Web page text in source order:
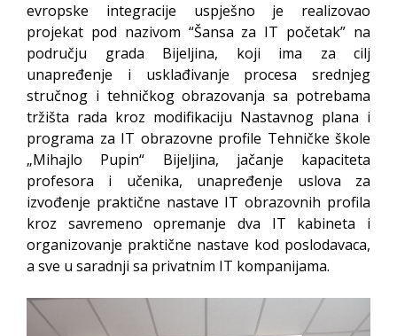
evropske integracije uspješno je realizovao
projekat pod nazivom “Šansa za IT početak” na
području grada Bijeljina, koji ima za cilj
unapređenje i usklađivanje procesa srednjeg
stručnog i tehničkog obrazovanja sa potrebama
tržišta rada kroz modifikaciju Nastavnog plana i
programa za IT obrazovne profile Tehničke škole
„Mihajlo Pupin“ Bijeljina, jačanje kapaciteta
profesora i učenika, unapređenje uslova za
izvođenje praktične nastave IT obrazovnih profila
kroz savremeno opremanje dva IT kabineta i
organizovanje praktične nastave kod poslodavaca,
a sve u saradnji sa privatnim IT kompanijama.